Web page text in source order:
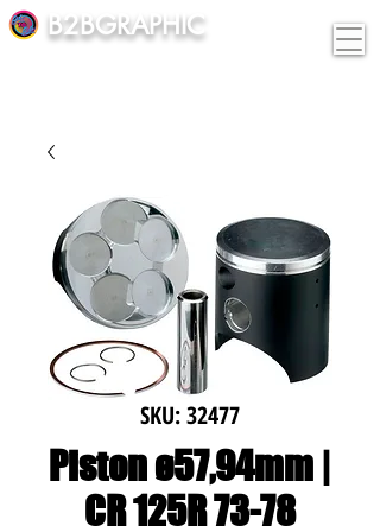
B2BGRAPHIC
SKU: 32477
Piston ø57,94mm |
CR 125R 73-78